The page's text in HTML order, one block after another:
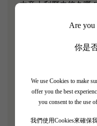
Are you
你是
We use Cookies to make
offer you the best
you consent to the use
我們使用Cookies來確保
由意大利歷史悠久嘅
嘅波爾多葡萄（赤霞
煙草、烤咖啡同陣陣
單寧結實得嚟已經打
充滿張力同立體感。